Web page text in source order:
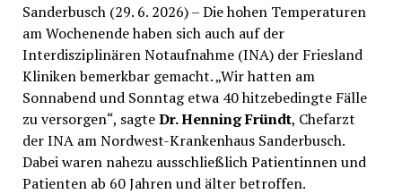
Sanderbusch (29. 6. 2026) – Die hohen Temperaturen
am Wochenende haben sich auch auf der
Interdisziplinären Notaufnahme (INA) der Friesland
Kliniken bemerkbar gemacht. „Wir hatten am
Sonnabend und Sonntag etwa 40 hitzebedingte Fälle
zu versorgen“, sagteDr. Henning Fründt, Chefarzt
der INA am Nordwest-Krankenhaus Sanderbusch.
Dabei waren nahezu ausschließlich Patientinnen und
Patienten ab 60 Jahren und älter betroffen.